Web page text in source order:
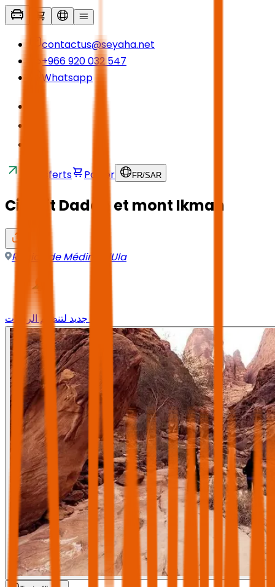
contactus@seyaha.net
+966 920 032 547
Whatsapp
Transferts Panier FR/SAR
Circuit Dadan et mont Ikmah
Région de Médine AlUla
وجه جديد لتنظيم الرحلات